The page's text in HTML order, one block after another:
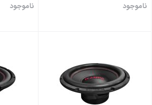
ناموجود ناموجود